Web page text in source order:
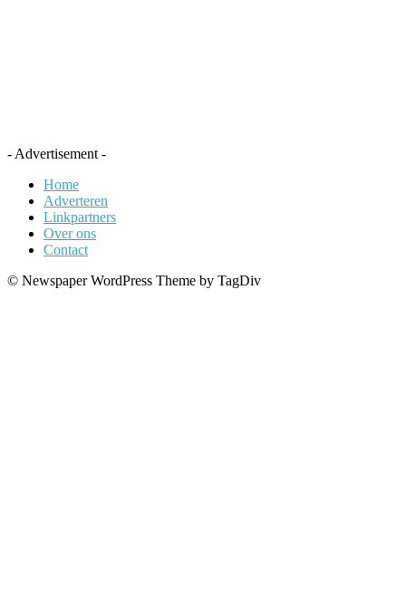
- Advertisement -
Home
Adverteren
Linkpartners
Over ons
Contact
© Newspaper WordPress Theme by TagDiv